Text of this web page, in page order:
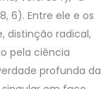
6). Entre ele e os
distinção radical,
pela ciência
profunda da